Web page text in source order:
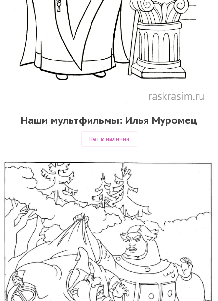
Наши мультфильмы: Илья Муромец
Нет в наличии